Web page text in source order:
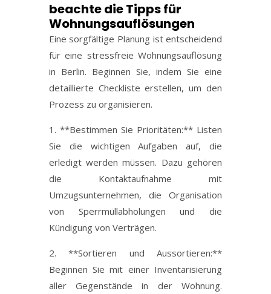
beachte die Tipps für
Wohnungsauflösungen
Eine sorgfältige Planung ist entscheidend
für eine stressfreie Wohnungsauflösung
in Berlin. Beginnen Sie, indem Sie eine
detaillierte Checkliste erstellen, um den
Prozess zu organisieren.
1. **Bestimmen Sie Prioritäten:** Listen
Sie die wichtigen Aufgaben auf, die
erledigt werden müssen. Dazu gehören
die Kontaktaufnahme mit
Umzugsunternehmen, die Organisation
von Sperrmüllabholungen und die
Kündigung von Verträgen.
2. **Sortieren und Aussortieren:**
Beginnen Sie mit einer Inventarisierung
aller Gegenstände in der Wohnung.